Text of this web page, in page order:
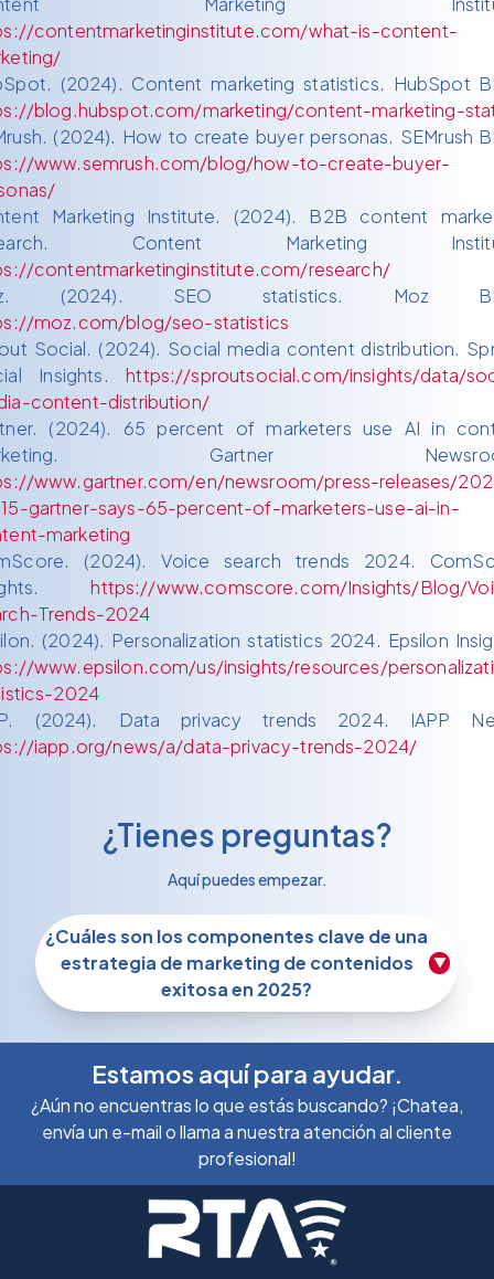
contentmarketinginstitute.com/what-is-content-
(2024). Content marketing statistics. HubSpot
blog.hubspot.com/marketing/content-marketing-
(2024). How to create buyer personas. SEMrush
www.semrush.com/blog/how-to-create-buyer-
Marketing Institute. (2024). B2B content
Content Marketing
contentmarketinginstitute.com/research/
(2024). SEO statistics. Moz
moz.com/blog/seo-statistics
Social. (2024). Social media content distribution.
Insights.https://sproutsocial.com/insights/data/
content-distribution/
(2024). 65 percent of marketers use AI in
Gartner
www.gartner.com/en/newsroom/press-releases/
gartner-says-65-percent-of-marketers-use-ai-in-
marketing
(2024). Voice search trends 2024.
https://www.comscore.com/Insights/Blog/
Trends-2024
(2024). Personalization statistics 2024. Epsilon
www.epsilon.com/us/insights/resources/
2024
(2024). Data privacy trends 2024. IAPP
iapp.org/news/a/data-privacy-trends-2024/
¿Tienes preguntas?
Aquí puedes empezar.
¿Cuáles son los componentes clave de una
estrategia de marketing de contenidos
exitosa en 2025?
▼
Estamos aquí para ayudar.
¿Aún no encuentras lo que estás buscando? ¡Chatea,
envía un e-mail o llama a nuestra atención al cliente
profesional!